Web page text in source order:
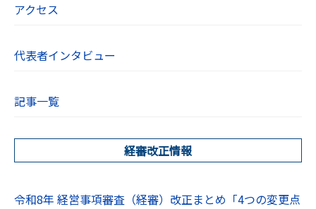
アクセス
代表者インタビュー
記事一覧
経審改正情報
令和8年 経営事項審査（経審）改正まとめ「4つの変更点